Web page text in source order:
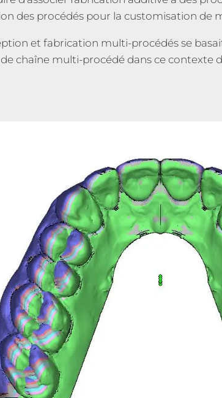
des procédés pour lacustomisation de
et fabrication multi-procédés se
chaîne multi-procédé dans ce contexte